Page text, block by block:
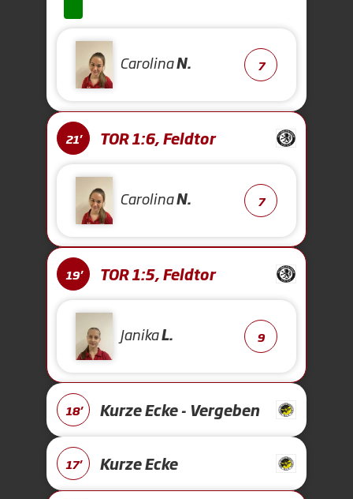
CarolinaN. 7
21' TOR 1:6, Feldtor
CarolinaN. 7
19' TOR 1:5, Feldtor
JanikaL. 9
18' Kurze Ecke - Vergeben
17' Kurze Ecke